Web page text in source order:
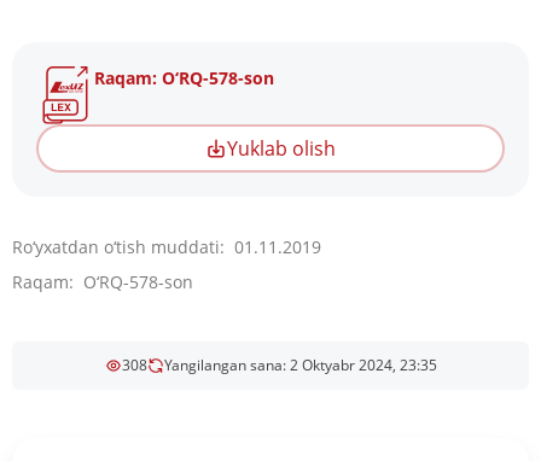
Raqam: O‘RQ-578-son
Yuklab olish
Ro‘yxatdan o‘tish muddati: 01.11.2019
Raqam: O‘RQ-578-son
308 Yangilangan sana: 2 Oktyabr 2024, 23:35